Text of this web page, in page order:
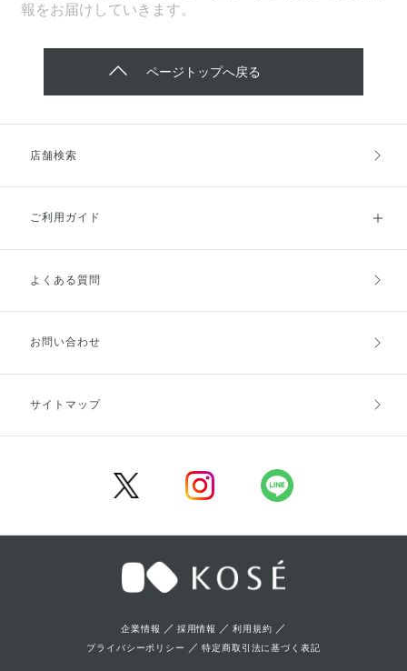
報をお届けしていきます。
ページトップへ戻る
店舗検索
ご利用ガイド
ご利用ガイドトップ
お支払方法
キャンセル・返品・交換
よくある質問
お問い合わせ
サイトマップ
企業情報 ／ 採用情報 ／利用規約 ／
プライバシーポリシー ／特定商取引法に基づく表記